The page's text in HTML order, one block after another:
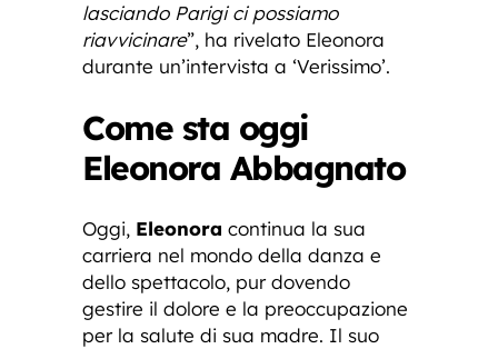
lasciando Parigi ci possiamo
riavvicinare”, ha rivelato Eleonora
durante un’intervista a ‘Verissimo’.
Come sta oggi
Eleonora Abbagnato
Oggi, Eleonora continua la sua
carriera nel mondo della danza e
dello spettacolo, pur dovendo
gestire il dolore e la preoccupazione
per la salute di sua madre. Il suo